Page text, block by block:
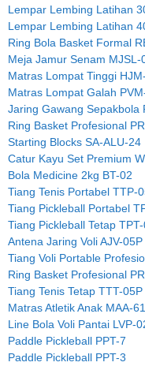
Lempar Lembing Latihan
Lempar Lembing Latihan
Ring Bola Basket Formal
Meja Jamur Senam MJSL-
Matras Lompat Tinggi
Matras Lompat Galah
Jaring Gawang Sepakbola
Ring Basket Profesional
Starting Blocks SA-ALU-24
Catur Kayu Set Premium
Bola Medicine 2kg BT-02
Tiang Tenis Portabel TTP-
Tiang Pickleball Portabel
Tiang Pickleball Tetap TPT-
Antena Jaring Voli AJV-05P
Tiang Voli Portable
Ring Basket Profesional
Tiang Tenis Tetap TTT-05P
Matras Atletik Anak MAA-
Line Bola Voli Pantai LVP-
Paddle Pickleball PPT-7
Paddle Pickleball PPT-3